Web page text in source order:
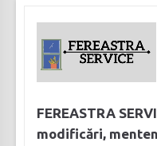
FEREASTRA
modificări,